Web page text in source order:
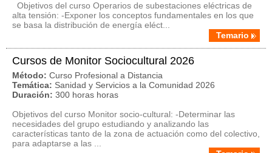
Objetivos del curso Operarios de subestaciones eléctricas de
alta tensión: -Exponer los conceptos fundamentales en los que
se basa la distribución de energía eléct...
Temario
Cursos de Monitor Sociocultural 2026
Método: Curso Profesional a Distancia
Temática: Sanidad y Servicios a la Comunidad 2026
Duración: 300 horas horas
Objetivos del curso Monitor socio-cultural: -Determinar las
necesidades del grupo estudiando y analizando las
características tanto de la zona de actuación como del colectivo,
para adaptarse a las ...